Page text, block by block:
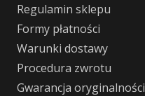
Regulamin sklepu
Formy płatności
Warunki dostawy
Procedura zwrotu
Gwarancja oryginalności